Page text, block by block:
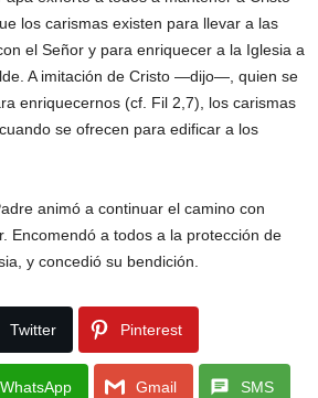
los carismas existen para llevar a las
el Señor y para enriquecer a la Iglesia a
A imitación de Cristo —dijo—, quien se
enriquecernos (cf. Fil 2,7), los carismas
se ofrecen para edificar a los
animó a continuar el camino con
Encomendó a todos a la protección de
y concedió su bendición.
Twitter Pinterest
WhatsApp Gmail SMS